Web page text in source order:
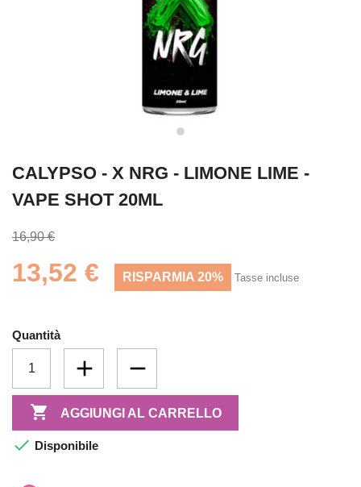
CALYPSO - X NRG - LIMONE LIME -
VAPE SHOT 20ML
16,90 €
13,52 € RISPARMIA 20% Tasse incluse
Quantità
 AGGIUNGI AL CARRELLO
 Disponibile